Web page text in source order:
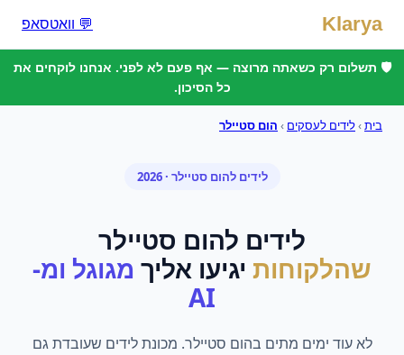
Klarya 💬 וואטסאפ
🛡️ תשלום רק כשאתה מרוצה — אף פעם לא לפני. אנחנו לוקחים את
כל הסיכון.
בית›לידים לעסקים › הום סטיילר
לידים להום סטיילר · 2026
לידים להום סטיילר
שהלקוחות יגיעו אליך מגוגל ומ-
AI
לא עוד ימים מתים בהום סטיילר. מכונת לידים שעובדת גם